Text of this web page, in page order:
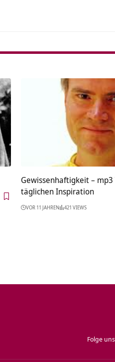
Gewissenhaftigkeit –
täglichen Inspiration
VOR 11 JAHREN 421 VIEWS
Folge uns